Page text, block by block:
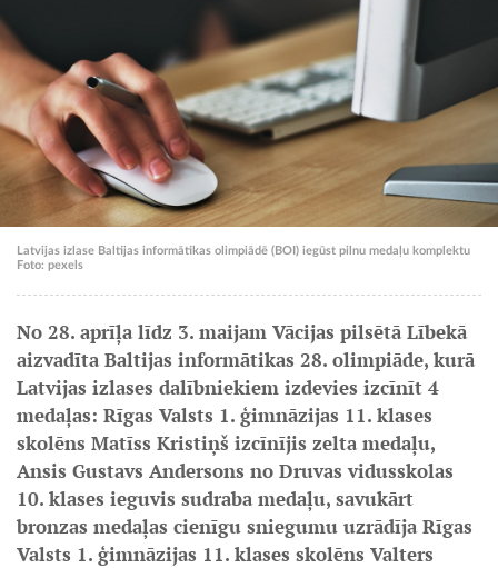
Latvijas izlase Baltijas informātikas olimpiādē (BOI) iegūst pilnu medaļu komplektu
Foto: pexels
No 28. aprīļa līdz 3. maijam Vācijas pilsētā Lībekā
aizvadīta Baltijas informātikas 28. olimpiāde, kurā
Latvijas izlases dalībniekiem izdevies izcīnīt 4
medaļas: Rīgas Valsts 1. ģimnāzijas 11. klases
skolēns Matīss Kristiņš izcīnījis zelta medaļu,
Ansis Gustavs Andersons no Druvas vidusskolas
10. klases ieguvis sudraba medaļu, savukārt
bronzas medaļas cienīgu sniegumu uzrādīja Rīgas
Valsts 1. ģimnāzijas 11. klases skolēns Valters